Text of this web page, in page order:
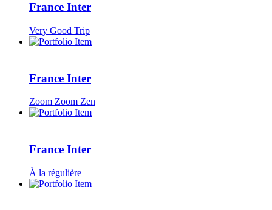
France Inter
Very Good Trip
France Inter
Zoom Zoom Zen
France Inter
À la régulière